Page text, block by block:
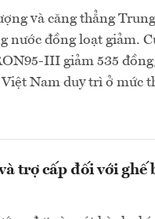
và căng thẳng Trung
nước đồng loạt giảm.
III giảm 535
Nam duy trì ở mức
trợ cấp đối với ghế